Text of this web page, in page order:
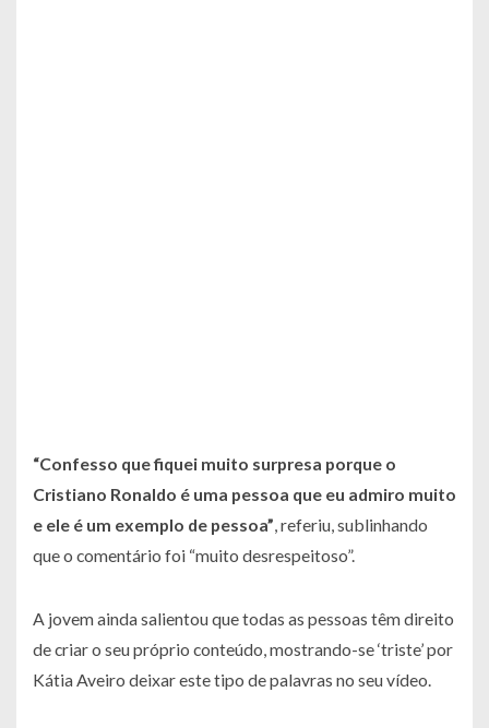
“Confesso que fiquei muito surpresa porque o
Cristiano Ronaldo é uma pessoa que eu admiro muito
e ele é um exemplo de pessoa”, referiu, sublinhando
que o comentário foi “muito desrespeitoso”.
A jovem ainda salientou que todas as pessoas têm direito
de criar o seu próprio conteúdo, mostrando-se ‘triste’ por
Kátia Aveiro deixar este tipo de palavras no seu vídeo.